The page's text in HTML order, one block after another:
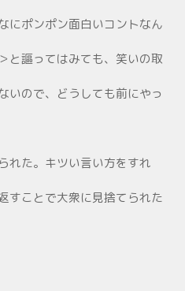
にポンポン面白いコントなん
と謳ってはみても、笑いの取
いので、どうしても前にやっ
れた。キツい言い方をすれ
すことで大衆に見捨てられた